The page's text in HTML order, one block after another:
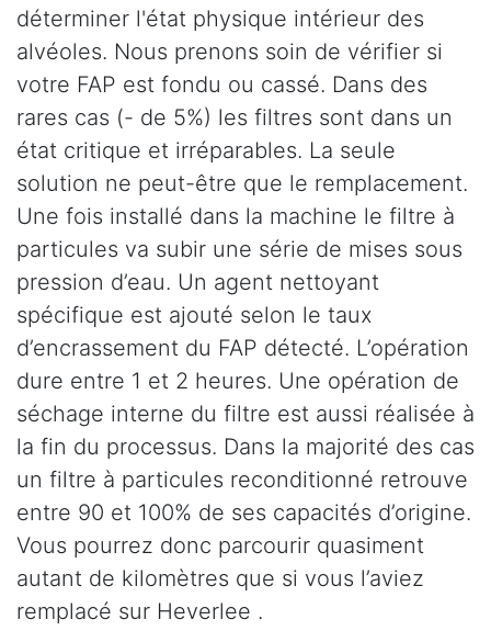
déterminer l'état physique intérieur des
alvéoles. Nous prenons soin de vérifier si
votre FAP est fondu ou cassé. Dans des
rares cas (- de 5%) les filtres sont dans un
état critique et irréparables. La seule
solution ne peut-être que le remplacement.
Une fois installé dans la machine le filtre à
particules va subir une série de mises sous
pression d’eau. Un agent nettoyant
spécifique est ajouté selon le taux
d’encrassement du FAP détecté. L’opération
dure entre 1 et 2 heures. Une opération de
séchage interne du filtre est aussi réalisée à
la fin du processus. Dans la majorité des cas
un filtre à particules reconditionné retrouve
entre 90 et 100% de ses capacités d’origine.
Vous pourrez donc parcourir quasiment
autant de kilomètres que si vous l’aviez
remplacé sur Heverlee .